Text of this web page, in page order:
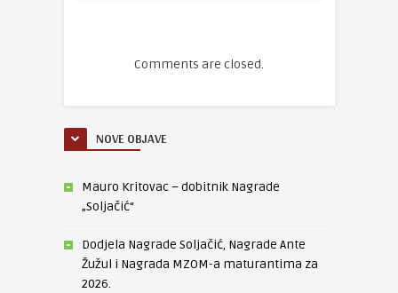
Comments are closed.
NOVE OBJAVE
Mauro Kritovac – dobitnik Nagrade
„Soljačić“
Dodjela Nagrade Soljačić, Nagrade Ante
Žužul i Nagrada MZOM-a maturantima za
2026.